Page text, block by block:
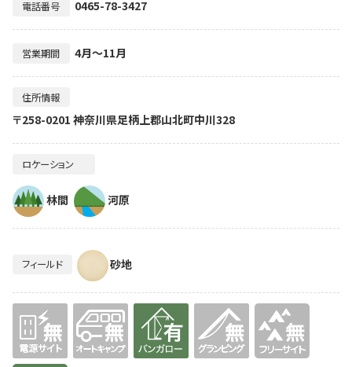
電話番号 0465-78-3427
営業期間 4月～11月
住所情報
〒258-0201 神奈川県足柄上郡山北町中川328
ロケーション
林間 河原
フィールド 砂地
無 無 有り